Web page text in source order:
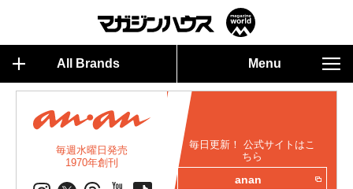
All Brands Menu
毎週水曜日発売
1970年創刊
毎日更新！ 公式サイトはこ
ちら
anan